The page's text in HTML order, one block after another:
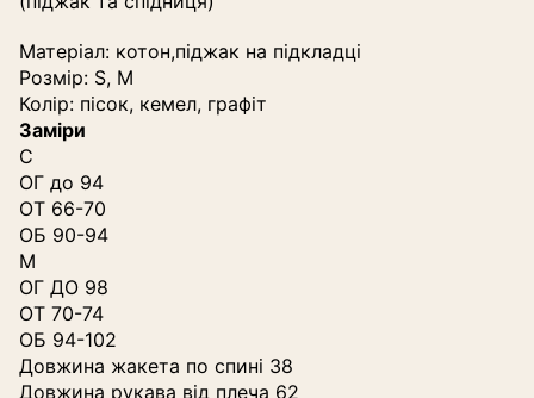
Матеріал: котон,піджак на підкладці
Розмір: S, M
Колір: пісок, кемел, графіт
Заміри
С
ОГ до 94
ОТ 66-70
ОБ 90-94
М
ОГ ДО 98
ОТ 70-74
ОБ 94-102
Довжина жакета по спині 38
Довжина рукава від плеча 62